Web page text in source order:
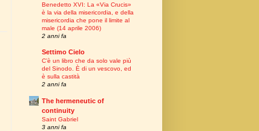
Benedetto XVI: La «Via Crucis»
è la via della misericordia, e della
misericordia che pone il limite al
male (14 aprile 2006)
2 anni fa
Settimo Cielo
C’è un libro che da solo vale più
del Sinodo. È di un vescovo, ed
è sulla castità
2 anni fa
The hermeneutic of
continuity
Saint Gabriel
3 anni fa